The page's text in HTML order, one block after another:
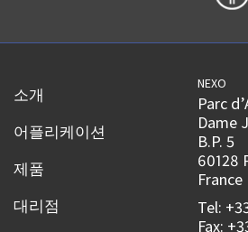
소개
어플리케이션
제품
대리점
NEXO
Parc
Dame
B.P. 5
60128
France
Tel:
Fax: